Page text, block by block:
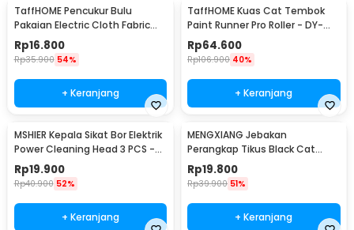
TaffHOME Pencukur Bulu
Pakaian Electric Cloth Fabric
Shaver - FL-188
Rp16.800
Rp35.900 54%
+ Keranjang
TaffHOME Kuas Cat Tembok
Paint Runner Pro Roller - DY-
526
Rp64.600
Rp106.900 40%
+ Keranjang
MSHIER Kepala Sikat Bor Elektrik
Power Cleaning Head 3 PCS -
DB003
Rp19.900
Rp40.900 52%
+ Keranjang
MENGXIANG Jebakan
Perangkap Tikus Black Cat
Mousetrap 2 PCS - JB56
Rp19.800
Rp39.900 51%
+ Keranjang